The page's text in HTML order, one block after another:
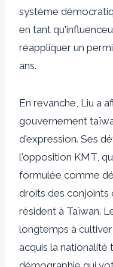
système
en tant
réappliquer un
ans.
En revanche, Liu a
gouvernement
d'expression. Ses
l'opposition KMT,
formulée comme
droits des conjoints
résident à Taïwan.
longtemps à
acquis la nationalité